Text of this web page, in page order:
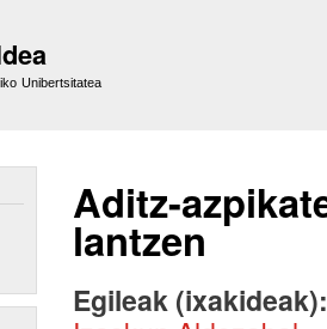
Unibertsitatea
Aditz-
lantzen
Egileak